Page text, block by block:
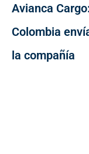
Avianca
Colombia
la compañía